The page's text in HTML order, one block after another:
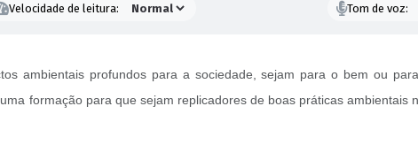
Velocidade de leitura: Tom de voz:
ambientais profundos para a sociedade, sejam para o bem ou
formação para que sejam replicadores de boas práticas